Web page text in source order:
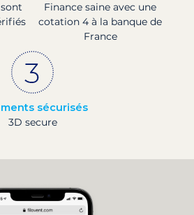
Finance saine avec une
cotation 4 à la banque de
France
sécurisés
3D secure